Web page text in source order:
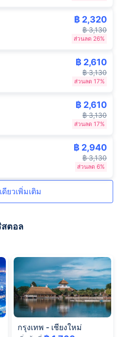
฿ 2,320
฿ 3,130
ส่วนลด 26%
฿ 2,610
฿ 3,130
ส่วนลด 17%
฿ 2,610
฿ 3,130
ส่วนลด 17%
฿ 2,940
฿ 3,130
ส่วนลด 6%
ดียวเพิ่มเติม
สตอล
กรุงเทพ - เชียงใหม่